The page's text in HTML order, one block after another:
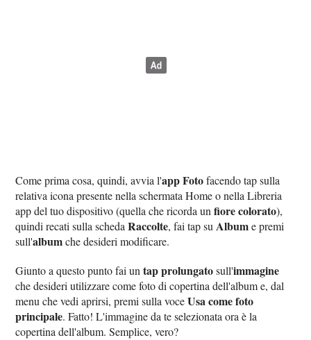
Come prima cosa, quindi, avvia l'app Fotofacendo tap sulla
relativa icona presente nella schermata Home o nella Libreria
app del tuo dispositivo (quella che ricorda unfiore colorato),
quindi recati sulla schedaRaccolte, fai tap su Albume premi
sull'albumche desideri modificare.
Giunto a questo punto fai untap prolungatosull'immagine
che desideri utilizzare come foto di copertina dell'album e, dal
menu che vedi aprirsi, premi sulla voceUsa come foto
principale. Fatto! L'immagine da te selezionata ora è la
copertina dell'album. Semplice, vero?